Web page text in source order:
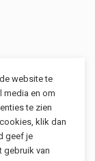
website te
media en om
te zien
klik dan
geef je
gebruik van